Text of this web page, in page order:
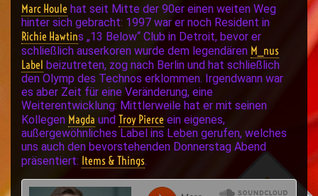
Marc Houle hat seit Mitte der 90er einen weiten Weg
hinter sich gebracht: 1997 war er noch Resident in
Richie Hawtins „13 Below“ Club in Detroit, bevor er
schließlich auserkoren wurde dem legendären M_nus
Label beizutreten, zog nach Berlin und hat schließlich
den Olymp des Technos erklommen. Irgendwann war
es aber Zeit für eine Veränderung, eine
Weiterentwicklung: Mittlerweile hat er mit seinen
Kollegen Magda und Troy Pierce ein eigenes,
außergewöhnliches Label ins Leben gerufen, welches
uns auch den bevorstehenden Donnerstag Abend
präsentiert: Items & Things.